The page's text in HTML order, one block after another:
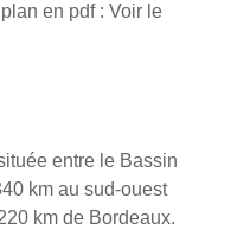
en pdf : Voir le
entre le Bassin
km au sud-ouest
km de Bordeaux.